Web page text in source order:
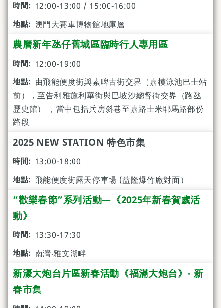
12:00-13:00 / 15:00-16:00
澳門大賽車博物館地庫層
農曆新年氹仔舊城區臨時行人專用區
12:00-19:00
由飛能便度街與素啤古街交界（嘉模泳池巴士站
前），至告利雅施利華街與巴坡沙總督街交界（路氹
歷史館） ，當中包括兵房斜巷至嘉路士米耶馬路部份
路段
2025 NEW STATION 特色市集
13:00-18:00
飛能便度街露天停車場 (益隆爆竹廠對面）
“歡樂春節”系列活動—《2025年新春賀歲活
動》
13:30-17:30
南灣‧雅文湖畔
新濠大炮台片區新春活動《福滿大炮台》- 新
春市集